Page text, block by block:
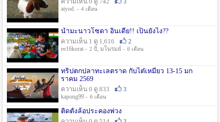
aiyod. - 4 เดือน
น้ำมะนาวโซดา อินเดีย!! เป็นยังไง??
ความเห็น 1 ดู 1,616
2
ee16korat - 2 ปี , มโนรมย์ - 6 เดือน
ทริปตกปลาทะเลตราด กับไต๋เหมี่ยว 13-15 มก
ราคม 2569
ความเห็น 0 ดู 833
3
kapong99 - 6 เดือน
ติดตั้งล้อประคองพ่วง